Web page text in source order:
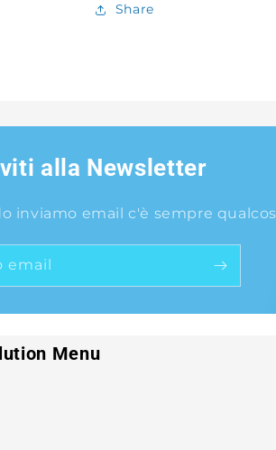
Share
alla Newsletter
inviamo email c'è sempre
email
Menu